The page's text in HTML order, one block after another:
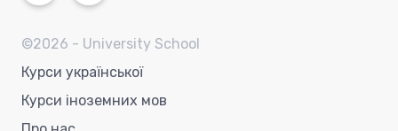
©2026 - University School
Курси української
Курси іноземних мов